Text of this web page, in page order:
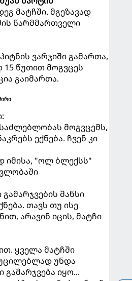
მატჩში. მგეზავად
წარმმართველი
ვარჯიში გამართა,
წუთით მოგვცეს
გაიმართა.
მოგვცემს,
ექნება. ჩვენ კი
იმისა, "ოლ ბლექსს"
შანსი
თავს თუ ისე
არავინ იცის, მატჩი
ყველა მატჩში
უნდა
იყო...